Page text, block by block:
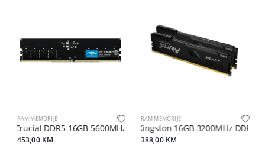
RAM MEMORIJE
Crucial DDR5 16GB 5600MHz
453,00 KM
RAM MEMORIJE
Kingston 16GB 3200MHz
388,00 KM